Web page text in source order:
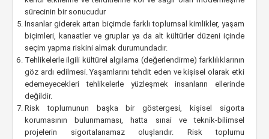
sürecinin bir sonucudur
İnsanlar giderek artan biçimde farklı toplumsal kimlikler, yaşam
biçimleri, kanaatler ve gruplar ya da alt kültürler düzeni içinde
seçim yapma riskini almak durumundadır.
Tehlikelerle ilgili kültürel algılama (değerlendirme) farklılıklarının
göz ardı edilmesi. Yaşamlarını tehdit eden ve kişisel olarak etki
edemeyecekleri tehlikelerle yüzleşmek insanların ellerinde
değildir.
Risk toplumunun başka bir göstergesi, kişisel sigorta
korumasının bulunmaması, hatta sınai ve teknik-bilimsel
projelerin sigortalanamaz oluşlarıdır. Risk toplumu